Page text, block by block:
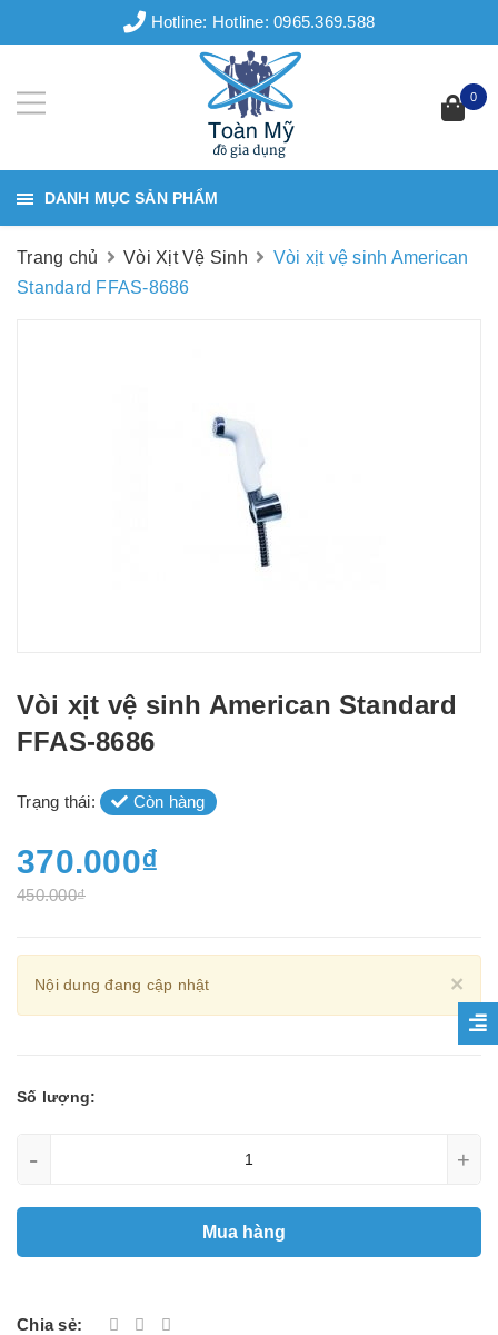
Hotline: Hotline: 0965.369.588
0
DANH MỤC SẢN PHẨM
Trang chủ Vòi Xịt Vệ Sinh
Vòi xịt vệ sinh American
Standard FFAS-8686
Vòi xịt vệ sinh American Standard
FFAS-8686
Trạng thái: Còn hàng
370.000₫
450.000₫
×
Nội dung đang cập nhật
Số lượng:
- +
Mua hàng
Chia sẻ: